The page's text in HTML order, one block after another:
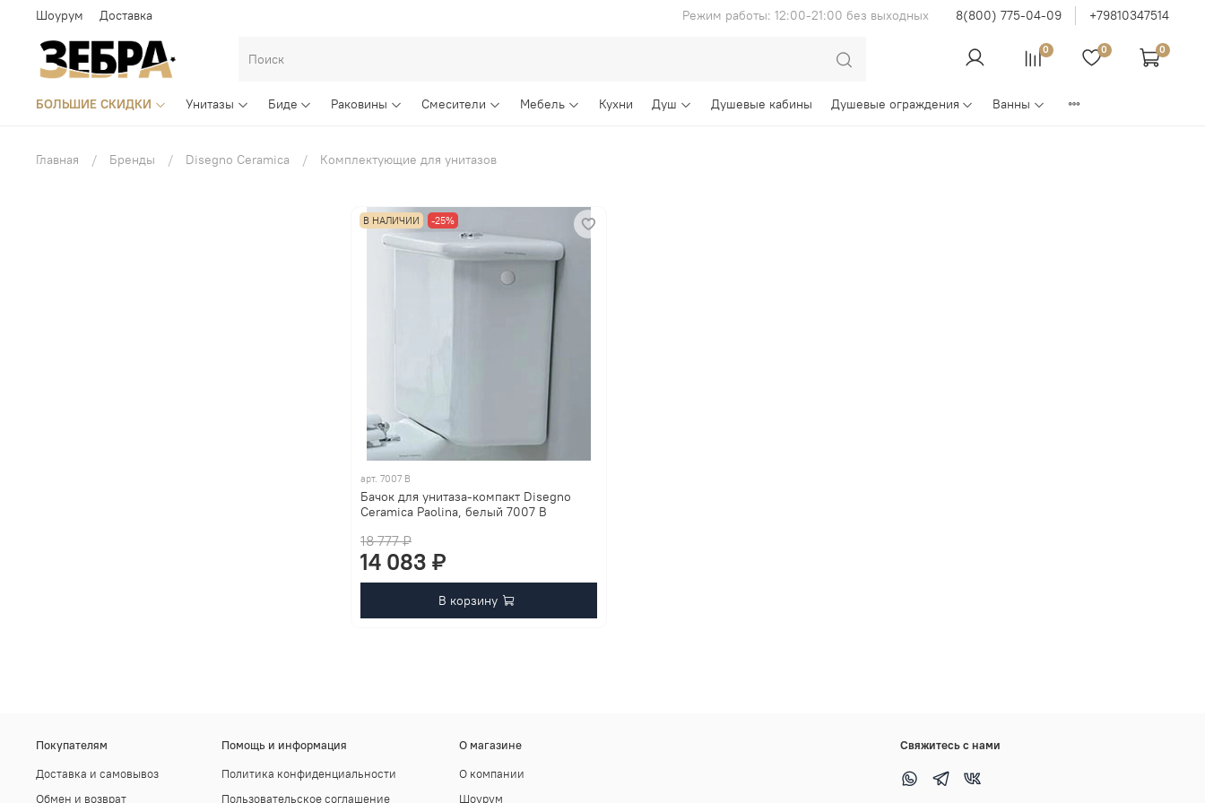
Шоурум Доставка Режим работы: 12:00-21:00 без выходных 8(800) 775-04-09 +79810347514
0 0 0
БОЛЬШИЕ СКИДКИ Унитазы Биде Раковины Смесители Мебель Кухни Душ Душевые кабины Душевые ограждения Ванны
Главная Бренды Disegno Ceramica Комплектующие для унитазов
В НАЛИЧИИ -25%
арт.7007 B
Бачок для унитаза-компакт Disegno
Ceramica Paolina, белый 7007 B
18 777 ₽
14 083 ₽
В корзину
Покупателям
Доставка и самовывоз
Обмен и возврат
Помощь и информация
Политика конфиденциальности
Пользовательское соглашение
О магазине
О компании
Шоурум
Свяжитесь с нами